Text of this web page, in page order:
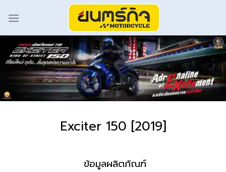
Exciter 150 [2019]
ข้อมูลผลิตภัณฑ์